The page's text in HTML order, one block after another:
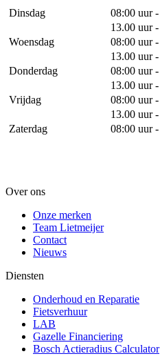
Dinsdag
08:00 uur
13.00 uur
Woensdag
08:00 uur
13.00 uur
Donderdag
08:00 uur
13.00 uur
Vrijdag
08:00 uur
13.00 uur
Zaterdag
08:00 uur
Over ons
Onze merken
Team Lietmeijer
Contact
Nieuws
Diensten
Onderhoud en Reparatie
Fietsverhuur
LAB
Gazelle Financiering
Bosch Actieradius Calculator